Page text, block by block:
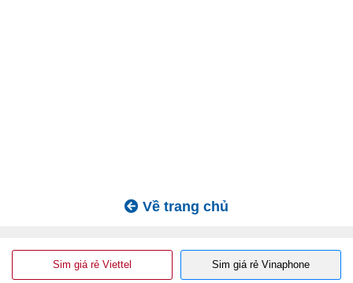
Về trang chủ
Sim giá rẻ Viettel Sim giá rẻ Vinaphone